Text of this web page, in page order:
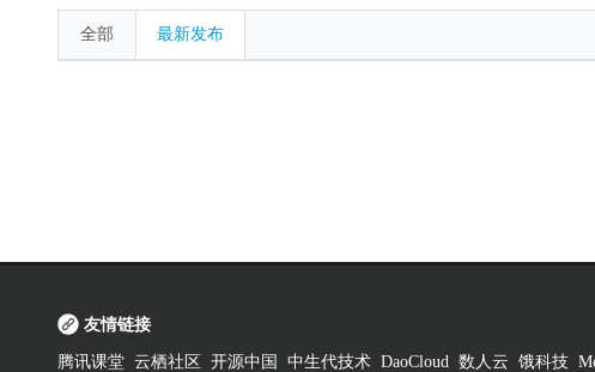
全部 最新发布
友情链接
腾讯课堂 云栖社区 开源中国 中生代技术 DaoCloud 数人云 饿科技